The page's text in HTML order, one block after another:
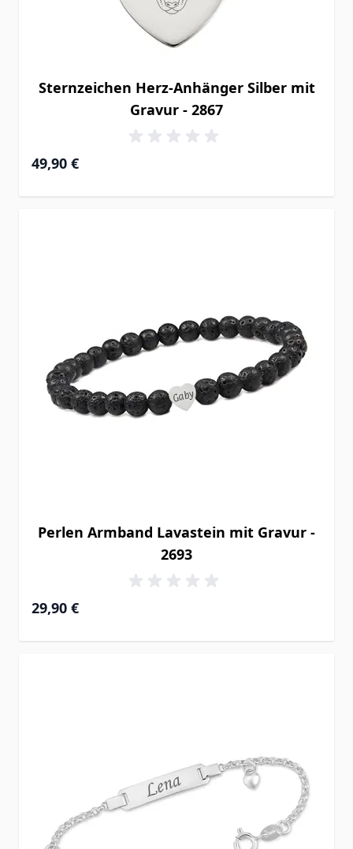
Sternzeichen Herz-Anhänger Silber mit
Gravur - 2867
49,90 €
Perlen Armband Lavastein mit Gravur -
2693
29,90 €